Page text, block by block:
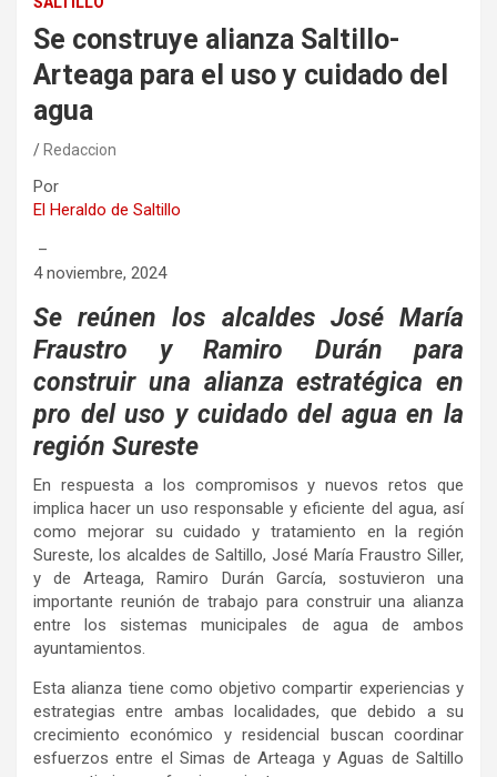
Se construye alianza Saltillo-
Arteaga para el uso y cuidado del
agua
Redaccion
Por
El Heraldo de Saltillo
–
4 noviembre, 2024
Se reúnen los alcaldes José María
Fraustro y Ramiro Durán para
construir una alianza estratégica en
pro del uso y cuidado del agua en la
región Sureste
En respuesta a los compromisos y nuevos retos que
implica hacer un uso responsable y eficiente del agua, así
como mejorar su cuidado y tratamiento en la región
Sureste, los alcaldes de Saltillo, José María Fraustro Siller,
y de Arteaga, Ramiro Durán García, sostuvieron una
importante reunión de trabajo para construir una alianza
entre los sistemas municipales de agua de ambos
ayuntamientos.
Esta alianza tiene como objetivo compartir experiencias y
estrategias entre ambas localidades, que debido a su
crecimiento económico y residencial buscan coordinar
esfuerzos entre el Simas de Arteaga y Aguas de Saltillo